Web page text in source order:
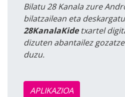
Bilatu 28 Kanala zure
bilatzailean eta
28KanalaKidetxartel
dizuten abantailez
duzu.
APLIKAZIOA